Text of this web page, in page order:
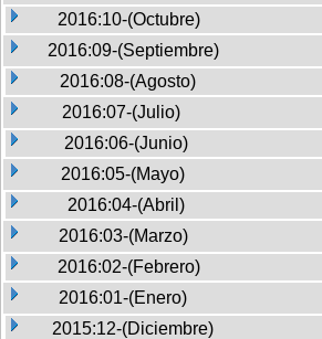
2016:10-(Octubre)
2016:09-(Septiembre)
2016:08-(Agosto)
2016:07-(Julio)
2016:06-(Junio)
2016:05-(Mayo)
2016:04-(Abril)
2016:03-(Marzo)
2016:02-(Febrero)
2016:01-(Enero)
2015:12-(Diciembre)